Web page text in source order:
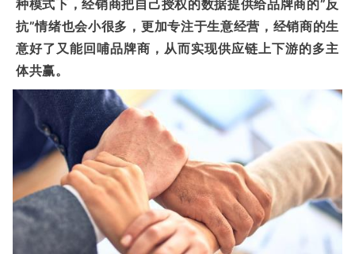
种模式下，经销商把自己授权的数据提供给品牌商的”反
抗”情绪也会小很多，更加专注于生意经营，经销商的生
意好了又能回哺品牌商，从而实现供应链上下游的多主
体共赢。